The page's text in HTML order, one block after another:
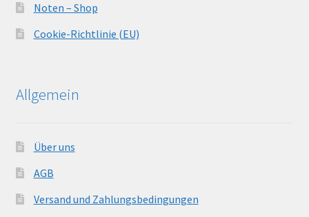
Noten – Shop
Cookie-Richtlinie (EU)
Allgemein
Über uns
AGB
Versand und Zahlungsbedingungen